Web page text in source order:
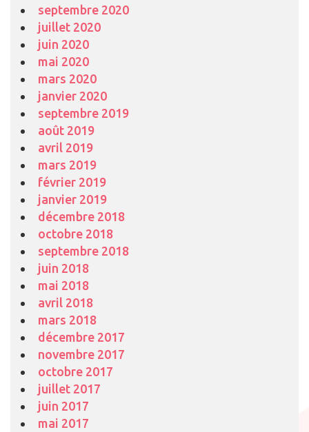
septembre 2020
juillet 2020
juin 2020
mai 2020
mars 2020
janvier 2020
septembre 2019
août 2019
avril 2019
mars 2019
février 2019
janvier 2019
décembre 2018
octobre 2018
septembre 2018
juin 2018
mai 2018
avril 2018
mars 2018
décembre 2017
novembre 2017
octobre 2017
juillet 2017
juin 2017
mai 2017